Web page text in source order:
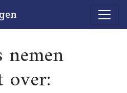
over: